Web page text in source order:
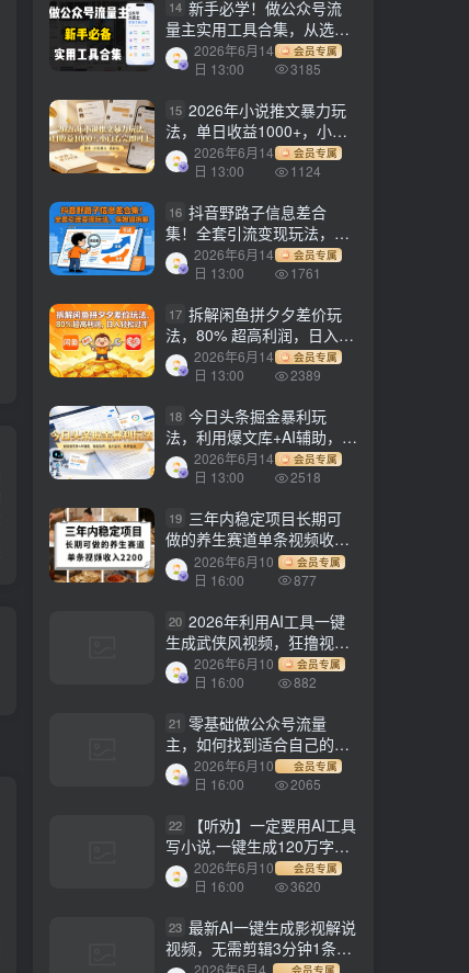
【副业项目4441期】最新长久稳定暴利项目，运费险全新玩法，日赚1000（包含详细教程，全程指导）
【副业项目3811期】youtube（油管）涨粉教程：一星期内获得1000真实粉丝，免费且快速的方法
14 新手必学！做公众号流
量主实用工具合集，从选题
到变现，一篇搞定（新手必
备）
2026年6月14
日 13:00
会员专属
3185
15 2026年小说推文暴力玩
法，单日收益1000+，小白
看完即可上手
2026年6月14
日 13:00
会员专属
1124
16 抖音野路子信息差合
集！全套引流变现玩法，保
姆级拆解
2026年6月14
日 13:00
会员专属
1761
17 拆解闲鱼拼夕夕差价玩
法，80% 超高利润，日入轻
松过千2026年6月14
日 13:00
会员专属
2389
18 今日头条掘金暴利玩
法，利用爆文库+AI辅助，轻
松矩阵、当天起号，简单粗
暴，日入1000+
2026年6月14
日 13:00
会员专属
2518
19 三年内稳定项目长期可
做的养生赛道单条视频收入
22002026年6月10
日 16:00
会员专属
877
20 2026年利用AI工具一键
生成武侠风视频，狂撸视频
号分成计划收益，原创度
高，画面好看，轻松日入
2026年6月10
日 16:00
会员专属
882
21 零基础做公众号流量
主，如何找到适合自己的赛
道
2026年6月10
日 16:00
会员专属
2065
22
【听劝】一定要用AI工具
写小说,一键生成120万字，
躺着也能赚，月入2w+
2026年6月10
日 16:00
会员专属
3620
23 最新AI一键生成影视解说
视频，无需剪辑3分钟1条，